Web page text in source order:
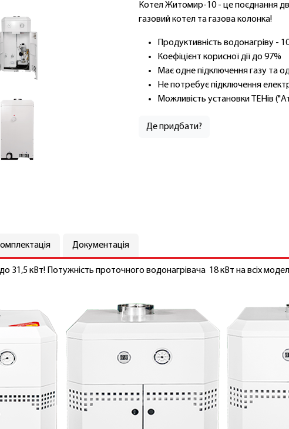
Котел Житомир-10 - це поєднання
газовий котел та газова колонка!
Продуктивність водонагріву -
Коефіцієнт корисної дії до 97%
Має одне підключення газу та
Не потребує підключення
Можливість установки ТЕНів
Де придбати?
Документація
кВт! Потужність проточного водонагрівача 18 кВт на всіх